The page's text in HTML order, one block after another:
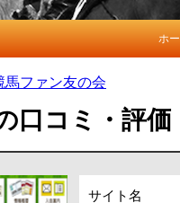
ホ
馬ファン友の会
口コミ・評価
サイト名